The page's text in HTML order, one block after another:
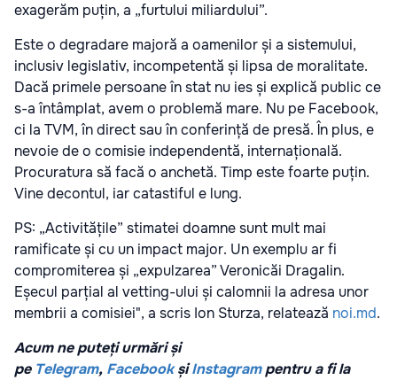
exagerăm puțin, a „furtului miliardului”.
Este o degradare majoră a oamenilor și a sistemului,
inclusiv legislativ, incompetentă și lipsa de moralitate.
Dacă primele persoane în stat nu ies și explică public ce
s-a întâmplat, avem o problemă mare. Nu pe Facebook,
ci la TVM, în direct sau în conferință de presă. În plus, e
nevoie de o comisie independentă, internațională.
Procuratura să facă o anchetă. Timp este foarte puțin.
Vine decontul, iar catastiful e lung.
PS: „Activitățile” stimatei doamne sunt mult mai
ramificate și cu un impact major. Un exemplu ar fi
compromiterea și „expulzarea” Veronicăi Dragalin.
Eșecul parțial al vetting-ului și calomnii la adresa unor
membrii a comisiei", a scris Ion Sturza, relatează noi.md.
Acum ne puteți urmări și
pe Telegram, FacebookșiInstagrampentru a fi la